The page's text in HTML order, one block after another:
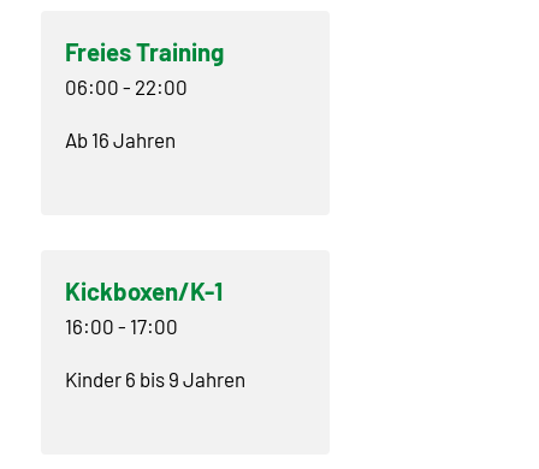
Freies Training
06:00 - 22:00
Ab 16 Jahren
Kickboxen/K-1
16:00 - 17:00
Kinder 6 bis 9 Jahren